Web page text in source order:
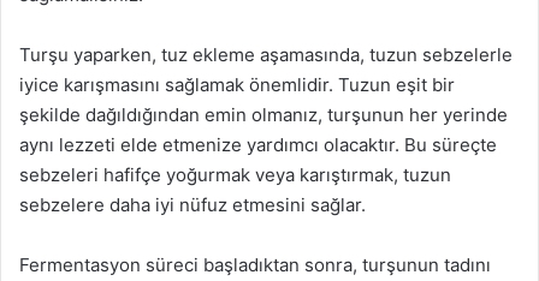
Turşu yaparken, tuz ekleme aşamasında, tuzun sebzelerle
iyice karışmasını sağlamak önemlidir. Tuzun eşit bir
şekilde dağıldığından emin olmanız, turşunun her yerinde
aynı lezzeti elde etmenize yardımcı olacaktır. Bu süreçte
sebzeleri hafifçe yoğurmak veya karıştırmak, tuzun
sebzelere daha iyi nüfuz etmesini sağlar.
Fermentasyon süreci başladıktan sonra, turşunun tadını